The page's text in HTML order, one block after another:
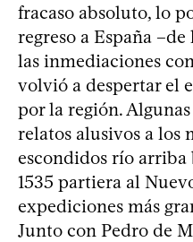
fracaso absoluto, lo
regreso a España
las inmediaciones
volvió a despertar el
por la región.
relatos alusivos a los
escondidos río arriba
1535 partiera al
expediciones más
Junto con Pedro de